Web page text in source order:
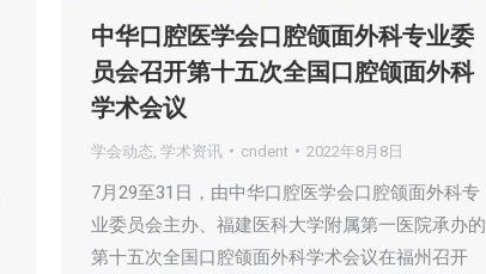
中华口腔医学会口腔颌面外科专业委
员会召开第十五次全国口腔颌面外科
学术会议
学会动态 学术资讯 cndent 2022年8月8日
7月29至31日，由中华口腔医学会口腔颌面外科专
业委员会主办、福建医科大学附属第一医院承办的
第十五次全国口腔颌面外科学术会议在福州召开